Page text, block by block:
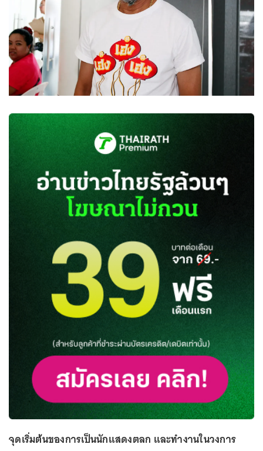
จุดเริ่มต้นของการเป็นนักแสดงตลก และทำงานในวงการ